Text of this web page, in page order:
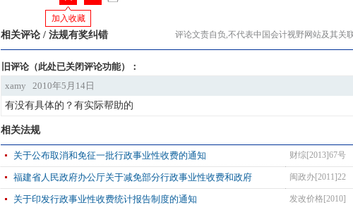
加入收藏
相关评论 / 法规有奖纠错 评论文责自负,不代表中国会计视野网站及其关
旧评论（此处已关闭评论功能）：
xamy
2010年5月14日
有没有具体的？有实际帮助的
相关法规
关于公布取消和免征一批行政事业性收费的通知 财综[2013]67号
福建省人民政府办公厅关于减免部分行政事业性收费和政府 闽政办[2011]22
关于印发行政事业性收费统计报告制度的通知 发改价格[2010]